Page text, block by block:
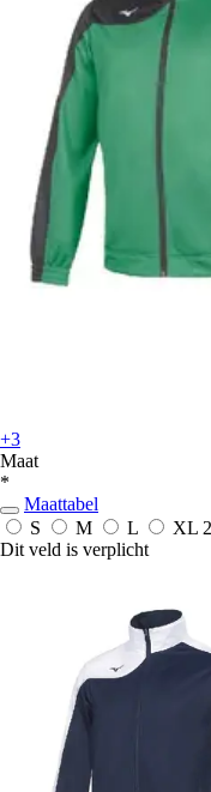
+3
Maat
*
Maattabel
S
M L XL
Dit veld is verplicht